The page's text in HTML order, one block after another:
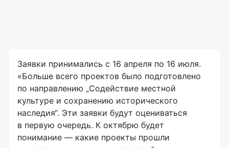
Заявки принимались с 16 апреля по 16 июля.
«Больше всего проектов было подготовлено
по направлению „Содействие местной
культуре и сохранению исторического
наследия“. Эти заявки будут оцениваться
в первую очередь. К октябрю будет
понимание — какие проекты прошли